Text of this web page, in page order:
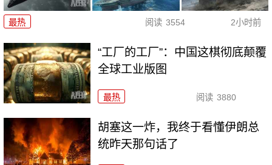
最热 阅读 3554 2小时前
“工厂的工厂”：中国这棋彻底颠覆
全球工业版图
最热 阅读 3880
胡塞这一炸，我终于看懂伊朗总
统昨天那句话了